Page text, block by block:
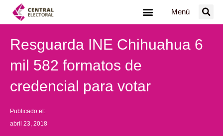
Menú
Resguarda INE Chihuahua 6
mil 582 formatos de
credencial para votar
Publicado el:
abril 23, 2018